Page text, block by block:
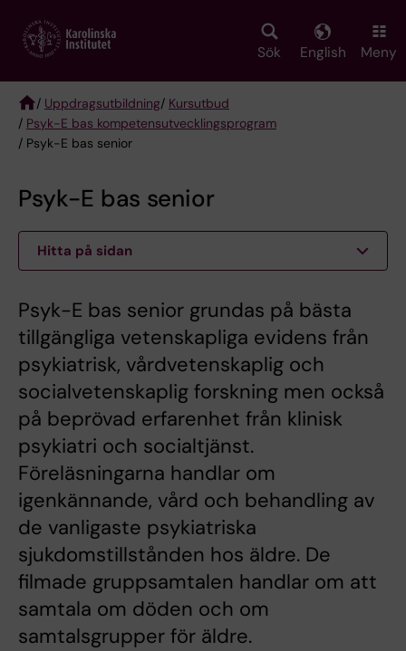
main
Sök English Meny
Breadcrumb
/ Uppdragsutbildning/ Kursutbud
/ Psyk-E bas kompetensutvecklingsprogram
/ Psyk-E bas senior
Psyk-E bas senior
Hitta på sidan
Psyk-E bas senior grundas på bästa
tillgängliga vetenskapliga evidens från
psykiatrisk, vårdvetenskaplig och
socialvetenskaplig forskning men också
på beprövad erfarenhet från klinisk
psykiatri och socialtjänst.
Föreläsningarna handlar om
igenkännande, vård och behandling av
de vanligaste psykiatriska
sjukdomstillstånden hos äldre. De
filmade gruppsamtalen handlar om att
samtala om döden och om
samtalsgrupper för äldre.